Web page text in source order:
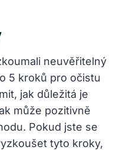
neuvěřitelný
5 kroků pro očistu
jak důležitá je
může pozitivně
Pokud jste se
tyto kroky,